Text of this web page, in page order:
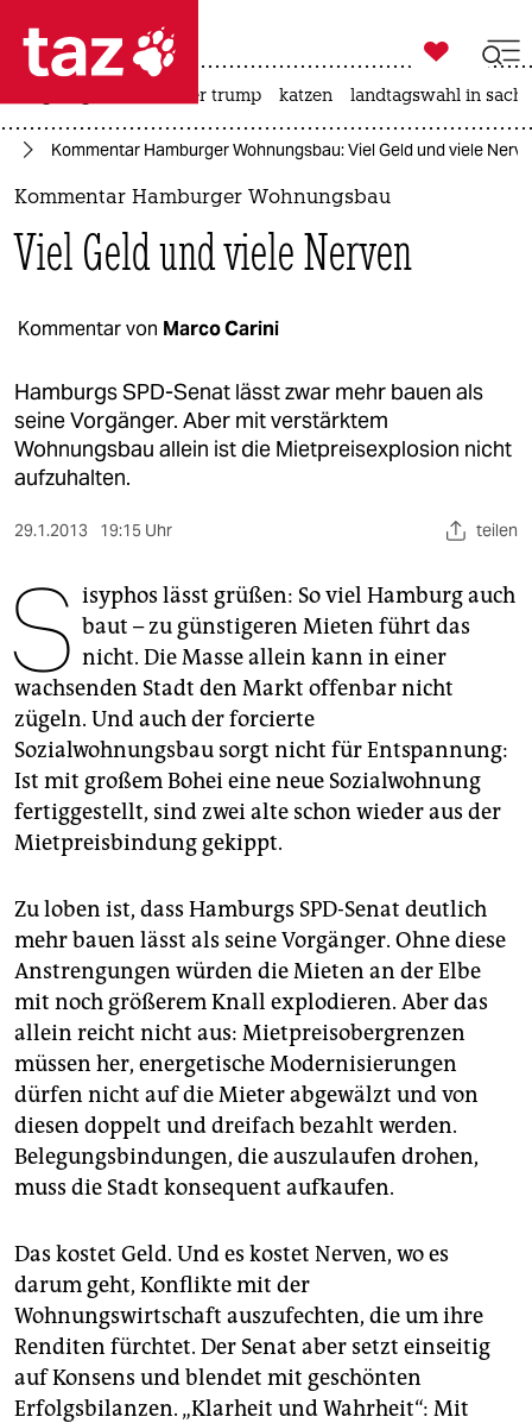
 taz zahl ich
taz zahl ich
politik
öko
gesellschaft
kultur
sport
berlin
nord
wahrheit
verlag
verlag
veranstaltungen
shop
unterstützen
abo
genossenschaft
epaper login

taz zahl ich
usa unter trump katzen landtagswahl in
Kommentar Hamburger Wohnungsbau: Viel Geld und viele
Kommentar Hamburger Wohnungsbau
Viel Geld und viele Nerven
Kommentar von Marco Carini
Hamburgs SPD-Senat lässt zwar mehr bauen als
seine Vorgänger. Aber mit verstärktem
Wohnungsbau allein ist die Mietpreisexplosion nicht
aufzuhalten.
29.1.2013 19:15 Uhr teilen
S isyphos lässt grüßen: So viel Hamburg auch
baut – zu günstigeren Mieten führt das
nicht. Die Masse allein kann in einer
wachsenden Stadt den Markt offenbar nicht
zügeln. Und auch der forcierte
Sozialwohnungsbau sorgt nicht für Entspannung:
Ist mit großem Bohei eine neue Sozialwohnung
fertiggestellt, sind zwei alte schon wieder aus der
Mietpreisbindung gekippt.
Zu loben ist, dass Hamburgs SPD-Senat deutlich
mehr bauen lässt als seine Vorgänger. Ohne diese
Anstrengungen würden die Mieten an der Elbe
mit noch größerem Knall explodieren. Aber das
allein reicht nicht aus: Mietpreisobergrenzen
müssen her, energetische Modernisierungen
dürfen nicht auf die Mieter abgewälzt und von
diesen doppelt und dreifach bezahlt werden.
Belegungsbindungen, die auszulaufen drohen,
muss die Stadt konsequent aufkaufen.
Das kostet Geld. Und es kostet Nerven, wo es
darum geht, Konflikte mit der
Wohnungswirtschaft auszufechten, die um ihre
Renditen fürchtet. Der Senat aber setzt einseitig
auf Konsens und blendet mit geschönten
Erfolgsbilanzen. „Klarheit und Wahrheit“: Mit